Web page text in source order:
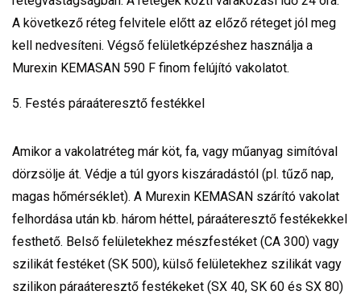
A következő réteg felvitele előtt az előző réteget jól meg
kell nedvesíteni. Végső felületképzéshez használja a
Murexin KEMASAN 590 F finom felújító vakolatot.
5. Festés páraáteresztő festékkel
Amikor a vakolatréteg már köt, fa, vagy műanyag simítóval
dörzsölje át. Védje a túl gyors kiszáradástól (pl. tűző nap,
magas hőmérséklet). A Murexin KEMASAN szárító vakolat
felhordása után kb. három héttel, páraáteresztő festékekkel
festhető. Belső felületekhez mészfestéket (CA 300) vagy
szilikát festéket (SK 500), külső felületekhez szilikát vagy
szilikon páraáteresztő festékeket (SX 40, SK 60 és SX 80)